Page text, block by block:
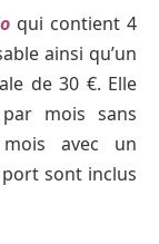
qui contient 4
ainsi qu’un
de 30 €. Elle
mois sans
avec un
sont inclus